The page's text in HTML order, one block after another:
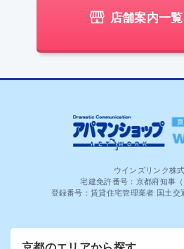
店舗案内一
ウインズリンク株
宅建免許番号：京都府知事
登録番号：賃貸住宅管理業者 国土交